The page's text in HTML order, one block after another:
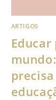
ARTIGOS